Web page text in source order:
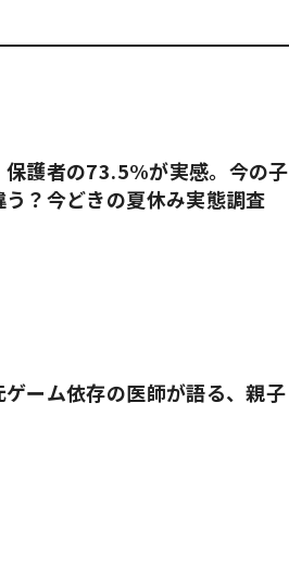
護者の73.5%が実感。今の子
？今どきの夏休み実態調査
ゲーム依存の医師が語る、親子